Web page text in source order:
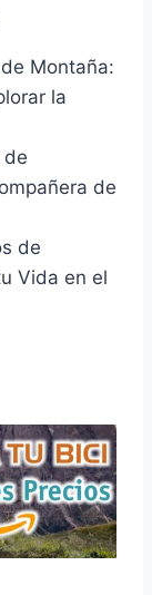
Montaña:
la
de
de
de
Vida en el